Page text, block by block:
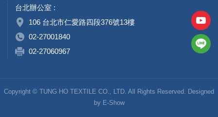
台北辦公室 :
106 台北市仁愛路四段376號13樓
02-27001840
02-27060967
Copyright © TUNG HO TEXTILE CO., LTD. All Rights Reserved. Designed
by E-Show